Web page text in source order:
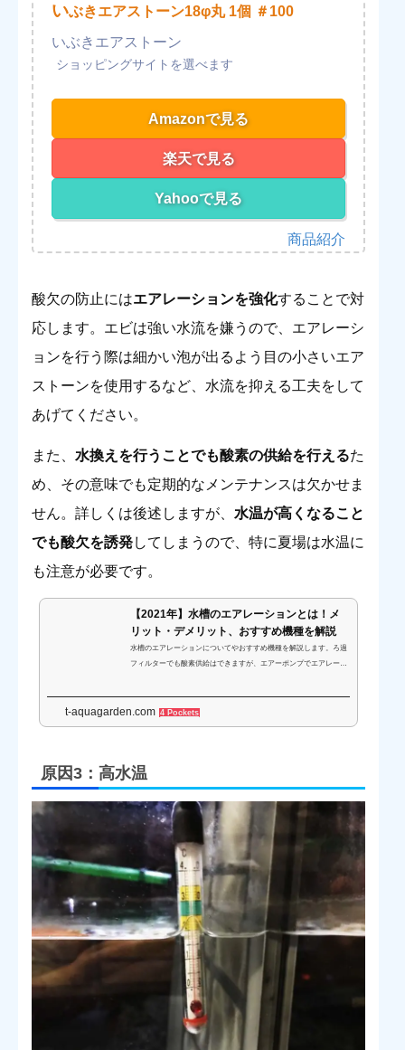
いぶきエアストーン18φ丸 1個 ＃100
いぶきエアストーン
Amazonで見る
楽天で見る
Yahooで見る
酸欠の防止にはエアレーションを強化することで対
応します。エビは強い水流を嫌うので、エアレーシ
ョンを行う際は細かい泡が出るよう目の小さいエア
ストーンを使用するなど、水流を抑える工夫をして
あげてください。
また、 水換えを行うことでも酸素の供給を行えるた
め、その意味でも定期的なメンテナンスは欠かせま
せん。詳しくは後述しますが、 水温が高くなること
でも酸欠を誘発してしまうので、特に夏場は水温に
も注意が必要です。
【2021年】水槽のエアレーションとは！メ
リット・デメリット、おすすめ機種を解説
水槽のエアレーションについてやおすすめ機種を解説します。ろ過
フィルターでも酸素供給はできますが、エアーポンプでエアレーシ
t-aquagarden.com 4 Pockets
原因3：高水温